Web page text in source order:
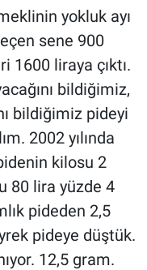
yokluk ayı
sene 900
1600 liraya çıktı.
bildiğimiz,
bildiğimiz pideyi
2002 yılında
kilosu 2
80 lira yüzde 4
pideden 2,5
pideye düştük.
12,5 gram.